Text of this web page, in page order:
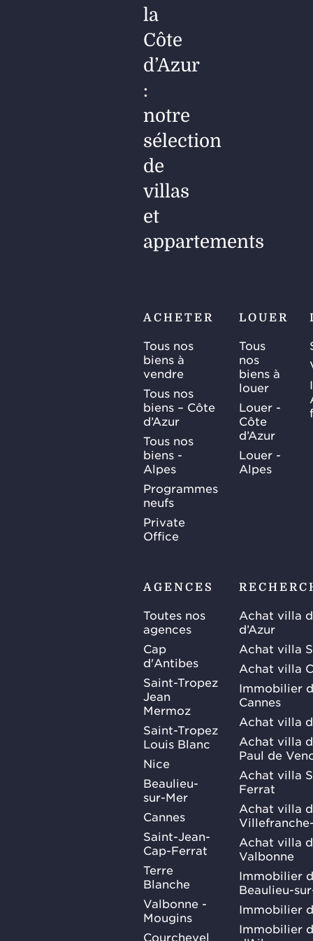
la
Côte
d’Azur
:
notre
sélection
de
villas
et
appartements
ACHETER
Tous nos
biens à
vendre
Tous nos
biens – Côte
d’Azur
Tous nos
biens -
Alpes
Programmes
neufs
Private
Office
LOUER
Tous
nos
biens à
louer
Louer -
Côte
d’Azur
Louer -
Alpes
AGENCES
Toutes nos
agences
Cap
d'Antibes
Saint-Tropez
Jean
Mermoz
Saint-Tropez
Louis Blanc
Nice
Beaulieu-
sur-Mer
Cannes
Saint-Jean-
Cap-Ferrat
Terre
Blanche
Valbonne -
Mougins
Courchevel
Achat villa
d’Azur
Achat villa
Achat villa
Immobilier
Cannes
Achat villa
Achat villa
Paul de
Achat villa
Ferrat
Achat villa
Achat villa
Valbonne
Immobilier
Beaulieu-
Immobilier
Immobilier